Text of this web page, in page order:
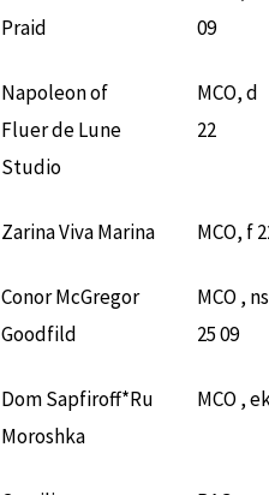
Praid
09
Napoleon of
Fluer de Lune
Studio
MCO, d
22
Zarina Viva Marina MCO, f
Conor McGregor
Goodfild
MCO , ns
25 09
Dom Sapfiroff*Ru
Moroshka
MCO ,